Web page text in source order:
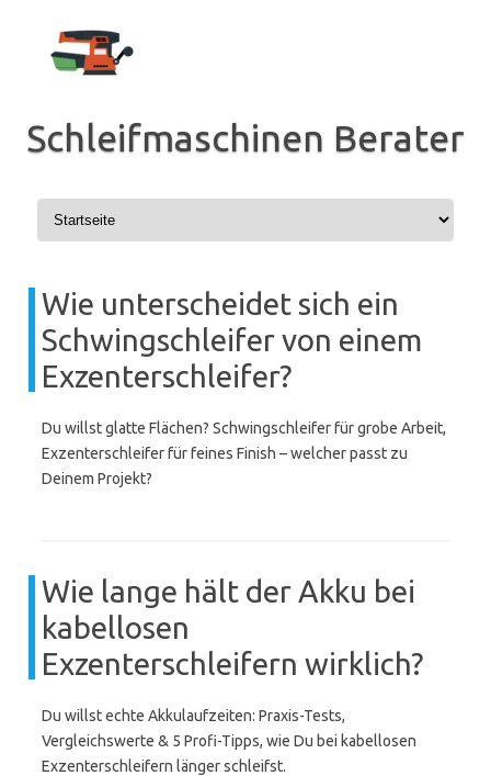
springen
Schleifmaschinen Berater
Wie unterscheidet sich ein
Schwingschleifer von einem
Exzenterschleifer?
Du willst glatte Flächen? Schwingschleifer für grobe Arbeit,
Exzenterschleifer für feines Finish – welcher passt zu
Deinem Projekt?
Wie lange hält der Akku bei
kabellosen
Exzenterschleifern wirklich?
Du willst echte Akkulaufzeiten: Praxis-Tests,
Vergleichswerte & 5 Profi-Tipps, wie Du bei kabellosen
Exzenterschleifern länger schleifst.